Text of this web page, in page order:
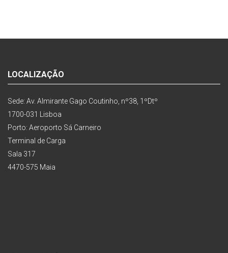
LOCALIZAÇÃO
Sede: Av. Almirante Gago Coutinho, nº38, 1ºDtº
1700-031 Lisboa
Porto: Aeroporto Sá Carneiro
Terminal de Carga
Sala 317
4470-575 Maia